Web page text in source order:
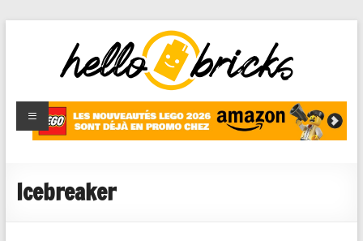
HelloBricks
Blog LEGO,
nouveaut�s
reviews
Icebreaker